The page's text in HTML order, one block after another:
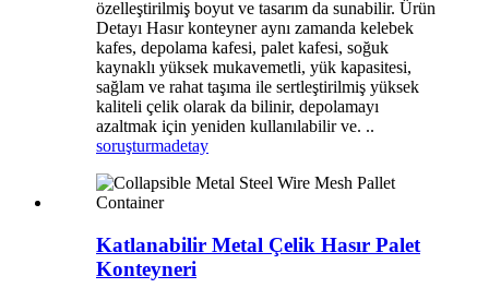
özelleştirilmiş boyut ve tasarım da sunabilir. Ürün
Detayı Hasır konteyner aynı zamanda kelebek
kafes, depolama kafesi, palet kafesi, soğuk
kaynaklı yüksek mukavemetli, yük kapasitesi,
sağlam ve rahat taşıma ile sertleştirilmiş yüksek
kaliteli çelik olarak da bilinir, depolamayı
azaltmak için yeniden kullanılabilir ve. ..
soruşturmadetay
Katlanabilir Metal Çelik Hasır Palet
Konteyneri